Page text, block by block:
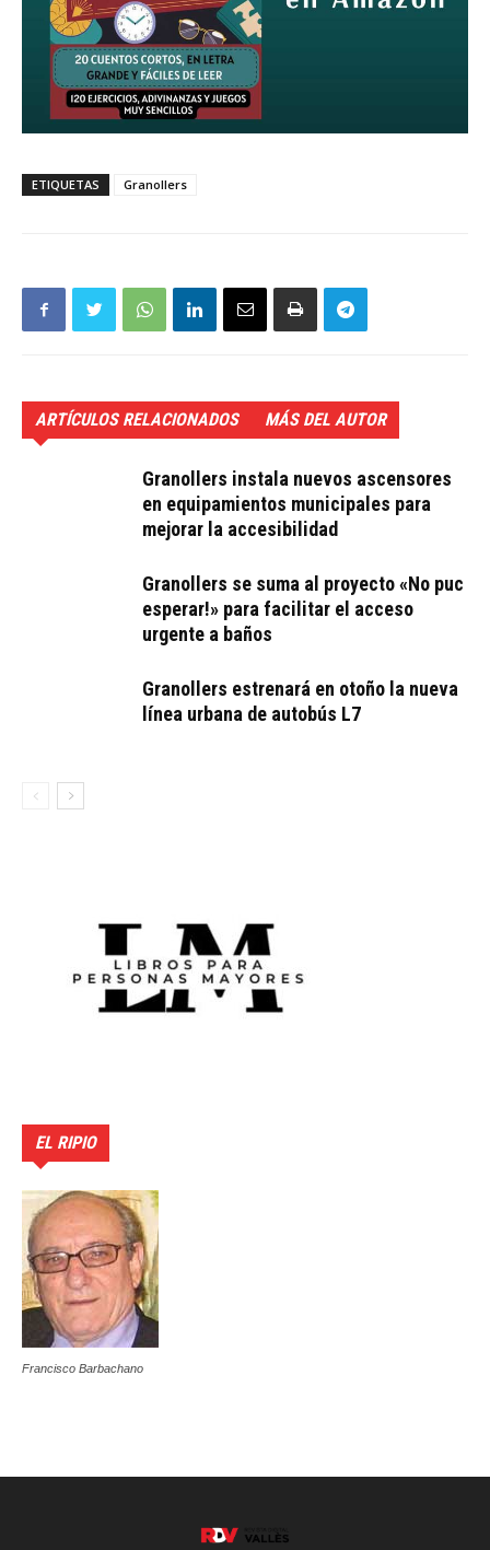
ETIQUETAS Granollers
ARTÍCULOS RELACIONADOS MÁS DEL AUTOR
Granollers instala nuevos ascensores
en equipamientos municipales para
mejorar la accesibilidad
Granollers se suma al proyecto «No puc
esperar!» para facilitar el acceso
urgente a baños
Granollers estrenará en otoño la nueva
línea urbana de autobús L7
EL RIPIO
Francisco Barbachano